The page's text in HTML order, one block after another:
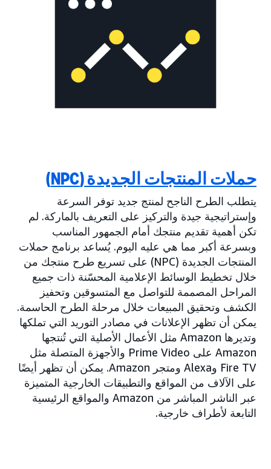
حملات المنتجات الجديدة (NPC)
يتطلب الطرح الناجح لمنتج جديد توفر السرعة
وإستراتيجية جيدة والتركيز على التعريف بالماركة. لم
تكن أهمية تقديم منتجك أمام الجمهور المناسب
وبسرعة أكبر مما هي عليه اليوم. يُساعد برنامج حملات
المنتجات الجديدة (NPC) على تسريع طرح منتجك من
خلال تخطيط الوسائط الإعلامية المحسّنة ذات جميع
المراحل المصممة للتواصل مع المتسوقين وتحفيز
الكشف وتحقيق المبيعات خلال مرحلة الطرح الحاسمة.
يمكن أن تظهر الإعلانات في مصادر التوريد التي تملكها
وتديرها Amazon مثل الأعمال الأصلية التي تُنتجها
Amazon على Prime Video والأجهزة المتصلة مثل
Fire TV وAlexa ومتجر Amazon. يمكن أن تظهر أيضًا
على الآلاف من المواقع والتطبيقات الخارجية المتميزة
عبر الناشر المباشر من Amazon والمواقع الرئيسية
التابعة لأطراف خارجية.